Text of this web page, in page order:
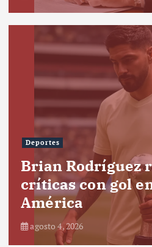
Deportes
Brian Rodríguez
críticas con gol
América
agosto 4, 2026